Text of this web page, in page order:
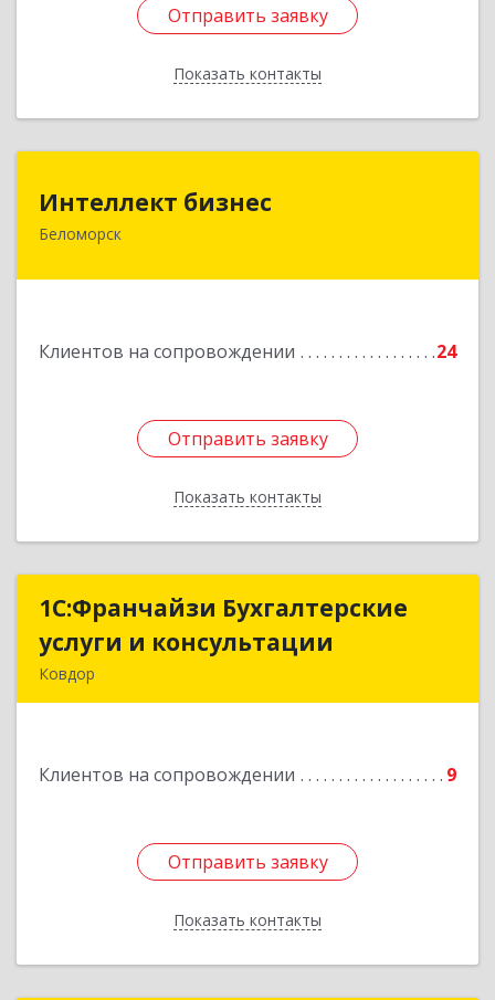
Отправить заявку
Показать контакты
Отправить заявку
Назад
Интеллект бизнес
Беломорск
Клиентов на сопровождении 24
Отправить заявку
Показать контакты
Отправить заявку
Назад
1С:Франчайзи Бухгалтерские
услуги и консультации
Ковдор
Клиентов на сопровождении 9
Отправить заявку
Показать контакты
1С:Франчайзи Бухгалтерские
услуги и консультации
Отправить заявку
Назад